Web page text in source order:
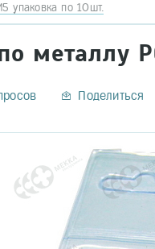
упаковка по 10шт.
металлу
Поделиться